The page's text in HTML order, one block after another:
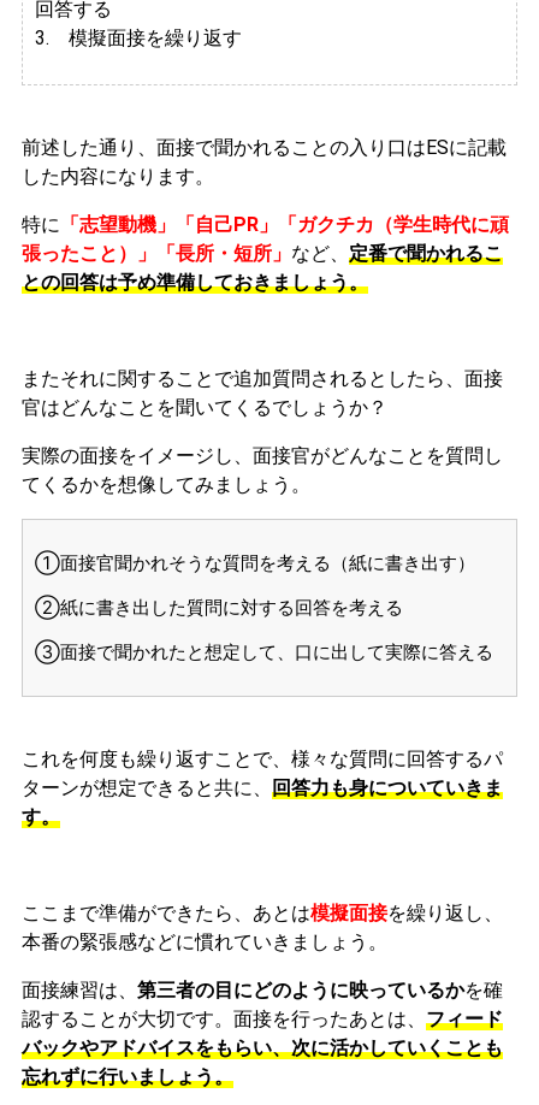
回答する
3. 模擬面接を繰り返す
前述した通り、面接で聞かれることの入り口はESに記載
した内容になります。
特に 「志望動機」「自己PR」「ガクチカ（学生時代に頑
張ったこと）」「長所・短所」 など、 定番で聞かれるこ
との回答は予め準備しておきましょう。
またそれに関することで追加質問されるとしたら、面接
官はどんなことを聞いてくるでしょうか？
実際の面接をイメージし、面接官がどんなことを質問し
てくるかを想像してみましょう。
①面接官聞かれそうな質問を考える（紙に書き出す）
②紙に書き出した質問に対する回答を考える
③面接で聞かれたと想定して、口に出して実際に答える
これを何度も繰り返すことで、様々な質問に回答するパ
ターンが想定できると共に、 回答力も身についていきま
す。
ここまで準備ができたら、あとは模擬面接を繰り返し、
本番の緊張感などに慣れていきましょう。
面接練習は、 第三者の目にどのように映っているかを確
認することが大切です。面接を行ったあとは、 フィード
バックやアドバイスをもらい、次に活かしていくことも
忘れずに行いましょう。